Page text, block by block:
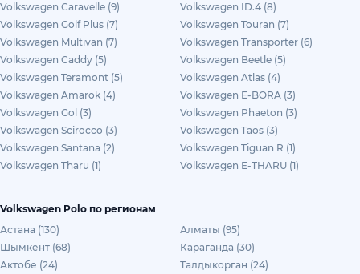
Volkswagen Caravelle (9)
Volkswagen ID.4 (8)
Volkswagen Golf Plus (7)
Volkswagen Touran (7)
Volkswagen Multivan (7)
Volkswagen Transporter (6)
Volkswagen Caddy (5)
Volkswagen Beetle (5)
Volkswagen Teramont (5)
Volkswagen Atlas (4)
Volkswagen Amarok (4)
Volkswagen E-BORA (3)
Volkswagen Gol (3)
Volkswagen Phaeton (3)
Volkswagen Scirocco (3)
Volkswagen Taos (3)
Volkswagen Santana (2)
Volkswagen Tiguan R (1)
Volkswagen Tharu (1)
Volkswagen E-THARU (1)
Volkswagen Polo по регионам
Астана (130)
Алматы (95)
Шымкент (68)
Караганда (30)
Актобе (24)
Талдыкорган (24)